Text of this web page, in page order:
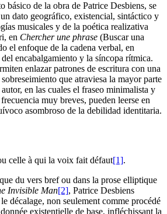
básico de la obra de Patrice Desbiens, se
dato geográfico, existencial, sintáctico y
musicales y de la poética realizativa
en Chercher une phrase (Buscar una
el enfoque de la cadena verbal, en
encabalgamiento y la síncopa rítmica.
enlazar patrones de escritura con una
que atraviesa la mayor parte
en las cuales el fraseo minimalista y
muy breves, pueden leerse en
asombroso de la debilidad identitaria.
celle à qui la voix fait défaut[1].
du vers bref ou dans la prose elliptique
Invisible Man[2], Patrice Desbiens
décalage, non seulement comme procédé
existentielle de base, infléchissant la